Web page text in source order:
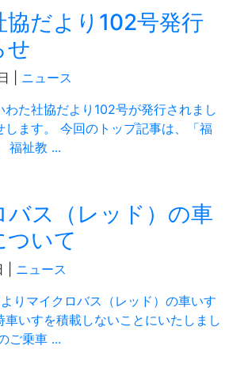
協だより102号発行
せ
| ニュース
わた社協だより102号が発行されまし
します。 今回のトップ記事は、「福
福祉教 ...
バス（レッド）の車
ついて
| ニュース
りマイクロバス（レッド）の車いす
車いすを積載しないことにいたしまし
ご乗車 ...